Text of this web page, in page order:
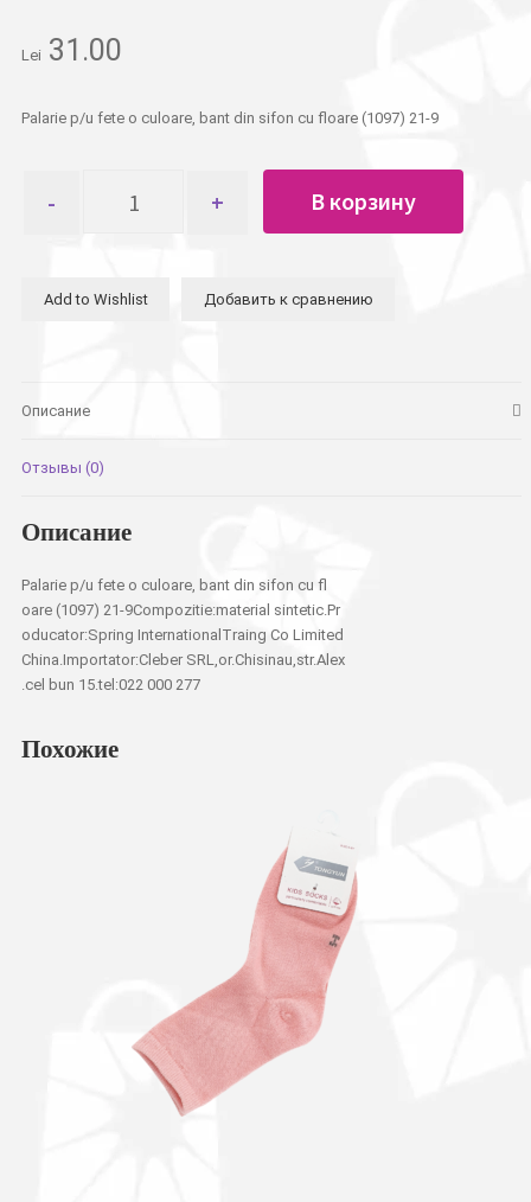
Lei 31.00
Palarie p/u fete o culoare, bant din sifon cu floare (1097) 21-9
товара
девочек,
бант
В корзину
Add to Wishlist Добавить к сравнению
Описание
Отзывы (0)
Описание
Palarie p/u fete o culoare, bant din sifon cu fl
oare (1097) 21-9Compozitie:material sintetic.Pr
oducator:Spring InternationalTraing Co Limited
China.Importator:Cleber SRL,or.Chisinau,str.Alex
.cel bun 15.tel:022 000 277
Похожие